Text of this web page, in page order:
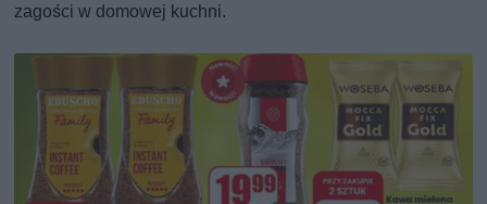
zagości w domowej kuchni.